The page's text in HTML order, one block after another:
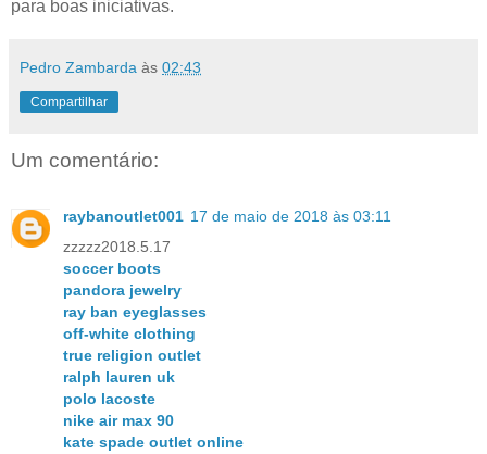
para boas iniciativas.
Pedro Zambarda às 02:43
Compartilhar
Um comentário:
raybanoutlet001 17 de maio de 2018 às 03:11
zzzzz2018.5.17
soccer boots
pandora jewelry
ray ban eyeglasses
off-white clothing
true religion outlet
ralph lauren uk
polo lacoste
nike air max 90
kate spade outlet online